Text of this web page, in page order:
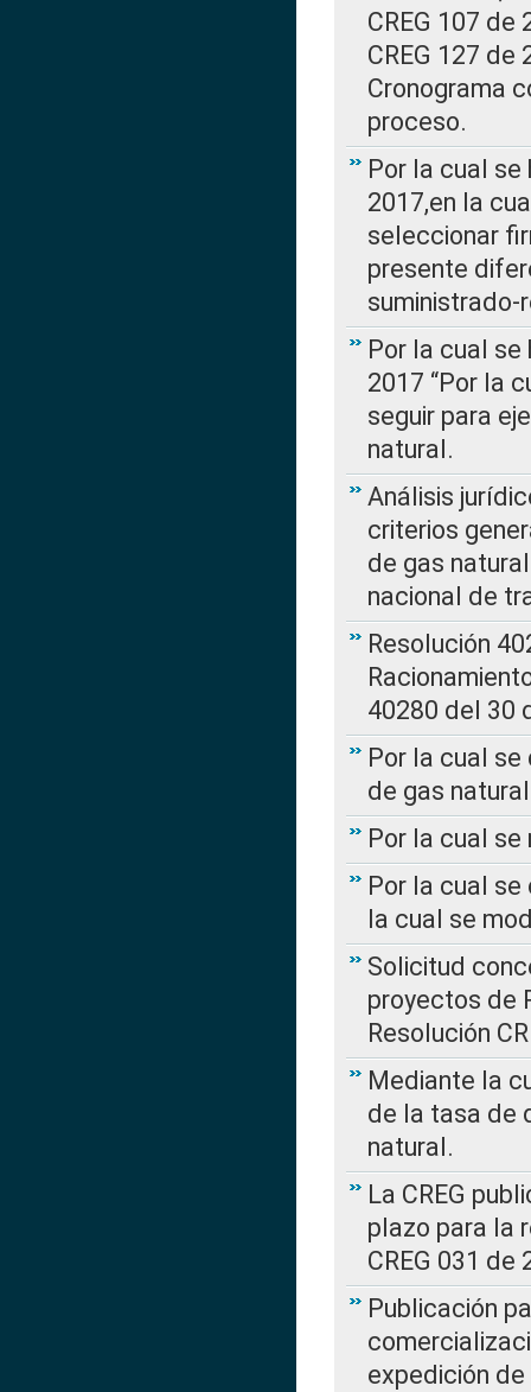
CREG 107
CREG 127 de
Cronograma
proceso.
Por la cual se
2017,en la
seleccionar
presente
Por la cual se
2017 “Por la
seguir para
natural.
Análisis
criterios
de gas
nacional de
Resolución
40280 del 30
Por la cual
de gas natural
Por la cual se
Por la cual se
la cual se
Solicitud
proyectos de
Resolución
Mediante la
de la tasa de
natural.
La CREG
plazo para la
CREG 031 de
Publicación
expedición de